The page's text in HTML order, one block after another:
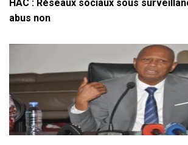
HAC : Réseaux sociaux sous
abus non